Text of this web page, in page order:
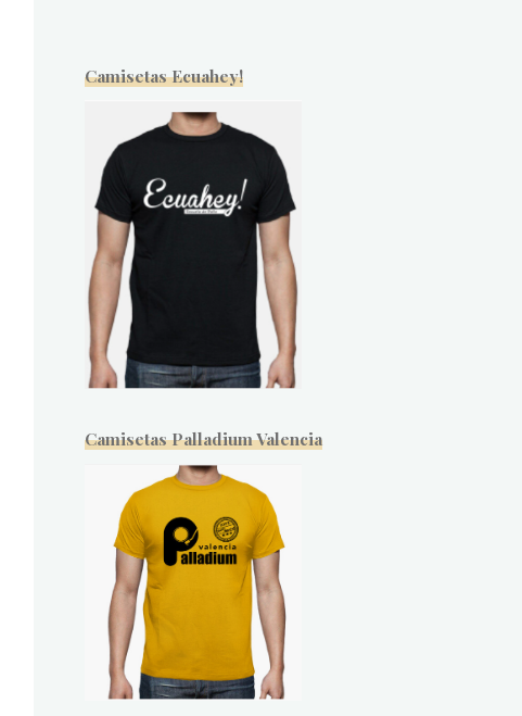
Camisetas Ecuahey!
Camisetas Palladium Valencia